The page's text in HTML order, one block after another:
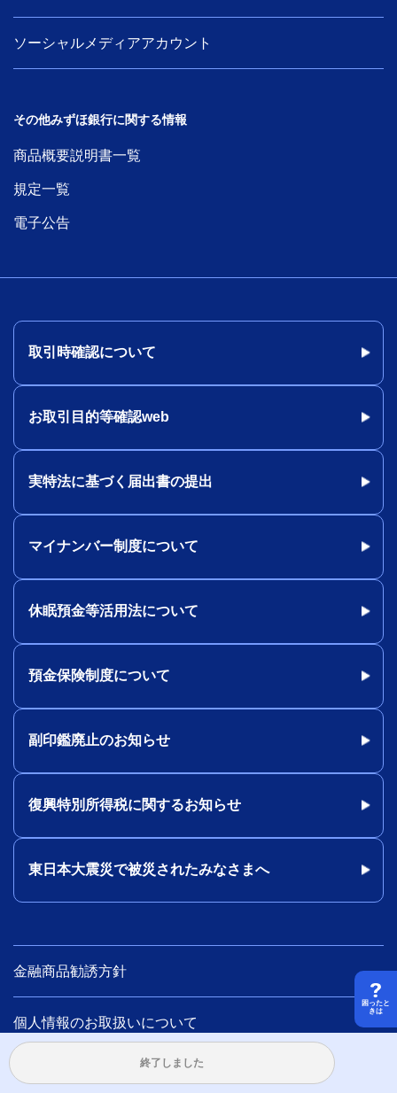
困ったと
きは
終了しました
ソーシャルメディアアカウント
その他みずほ銀行に関する情報
商品概要説明書一覧
規定一覧
電子公告
取引時確認について
お取引目的等確認web
実特法に基づく届出書の提出
マイナンバー制度について
休眠預金等活用法について
預金保険制度について
副印鑑廃止のお知らせ
復興特別所得税に関するお知らせ
東日本大震災で被災されたみなさまへ
金融商品勧誘方針
個人情報のお取扱いについて
法人のお客さま情報の共有について